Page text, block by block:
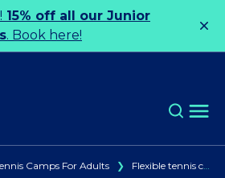
15% off all our Junior
. Book here!
Camps For Adults ❯ Flexible tennis camps for adults